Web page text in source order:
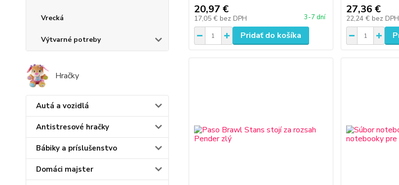
Vrecká
Výtvarné potreby
Hračky
Autá a vozidlá
Antistresové hračky
Bábiky a príslušenstvo
Domáci majster
20,97 €
17,05 € bez DPH 3-7 dní
Pridať do košíka
27,36 €
22,24 € bez DPH